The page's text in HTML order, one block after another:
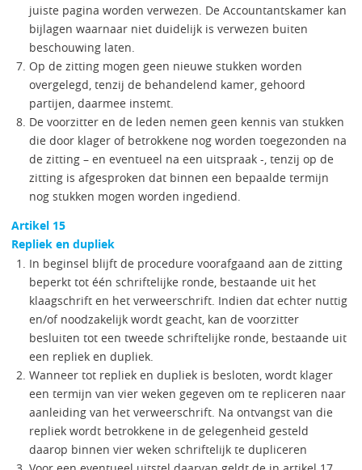
juiste pagina worden verwezen. De Accountantskamer kan
bijlagen waarnaar niet duidelijk is verwezen buiten
beschouwing laten.
Op de zitting mogen geen nieuwe stukken worden
overgelegd, tenzij de behandelend kamer, gehoord
partijen, daarmee instemt.
De voorzitter en de leden nemen geen kennis van stukken
die door klager of betrokkene nog worden toegezonden na
de zitting – en eventueel na een uitspraak -, tenzij op de
zitting is afgesproken dat binnen een bepaalde termijn
nog stukken mogen worden ingediend.
Artikel 15
Repliek en dupliek
In beginsel blijft de procedure voorafgaand aan de zitting
beperkt tot één schriftelijke ronde, bestaande uit het
klaagschrift en het verweerschrift. Indien dat echter nuttig
en/of noodzakelijk wordt geacht, kan de voorzitter
besluiten tot een tweede schriftelijke ronde, bestaande uit
een repliek en dupliek.
Wanneer tot repliek en dupliek is besloten, wordt klager
een termijn van vier weken gegeven om te repliceren naar
aanleiding van het verweerschrift. Na ontvangst van die
repliek wordt betrokkene in de gelegenheid gesteld
daarop binnen vier weken schriftelijk te dupliceren